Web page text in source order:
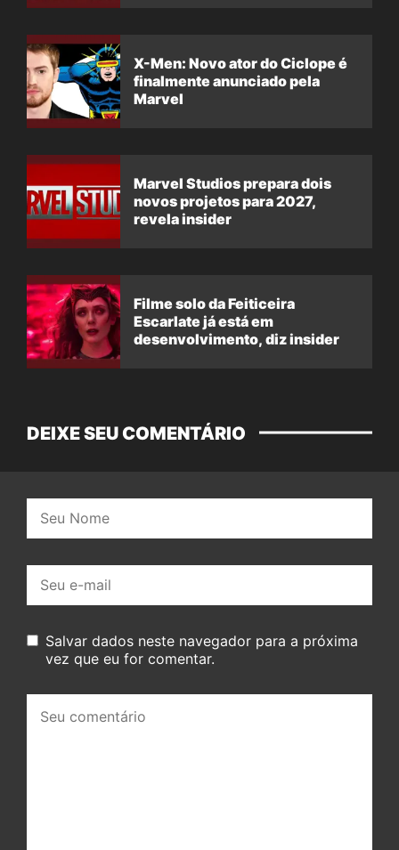
X-Men: Novo ator do Ciclope é
finalmente anunciado pela
Marvel
Marvel Studios prepara dois
novos projetos para 2027,
revela insider
Filme solo da Feiticeira
Escarlate já está em
desenvolvimento, diz insider
DEIXE SEU COMENTÁRIO
mail:
Salvar dados neste navegador para a próxima
vez que eu for comentar.
comentário: